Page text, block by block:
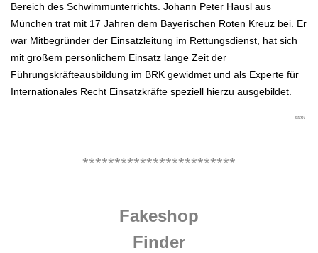
Bereich des Schwimmunterrichts. Johann Peter Hausl aus
München trat mit 17 Jahren dem Bayerischen Roten Kreuz bei. Er
war Mitbegründer der Einsatzleitung im Rettungsdienst, hat sich
mit großem persönlichem Einsatz lange Zeit der
Führungskräfteausbildung im BRK gewidmet und als Experte für
Internationales Recht Einsatzkräfte speziell hierzu ausgebildet.
-stmi-
************************
Fakeshop
Finder